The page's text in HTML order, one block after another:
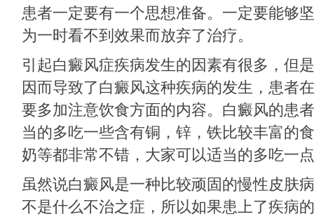
患者一定要有一个思想准备。一定要能够
为一时看不到效果而放弃了治疗。
引起白癜风症疾病发生的因素有很多，但
因而导致了白癜风这种疾病的发生，患者
要多加注意饮食方面的内容。白癜风的患
当的多吃一些含有铜，锌，铁比较丰富的
奶等都非常不错，大家可以适当的多吃一
虽然说白癜风是一种比较顽固的慢性皮肤
不是什么不治之症，所以如果患上了疾病